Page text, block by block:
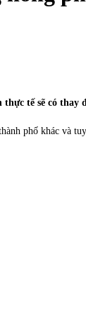
tế sẽ có
phố khác và